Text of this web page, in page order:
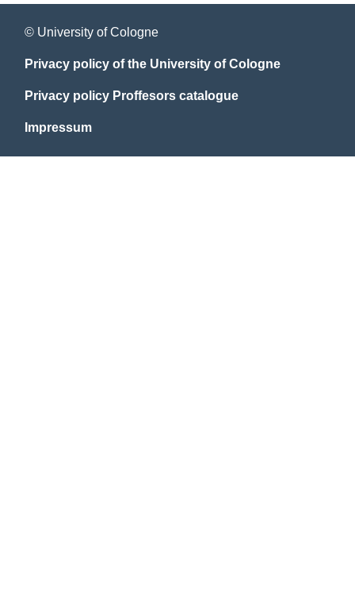
© University of Cologne
Privacy policy of the University of Cologne
Privacy policy Proffesors catalogue
Impressum